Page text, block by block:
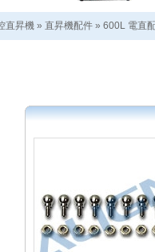
直昇機 » 直昇機配件 » 600L 電直